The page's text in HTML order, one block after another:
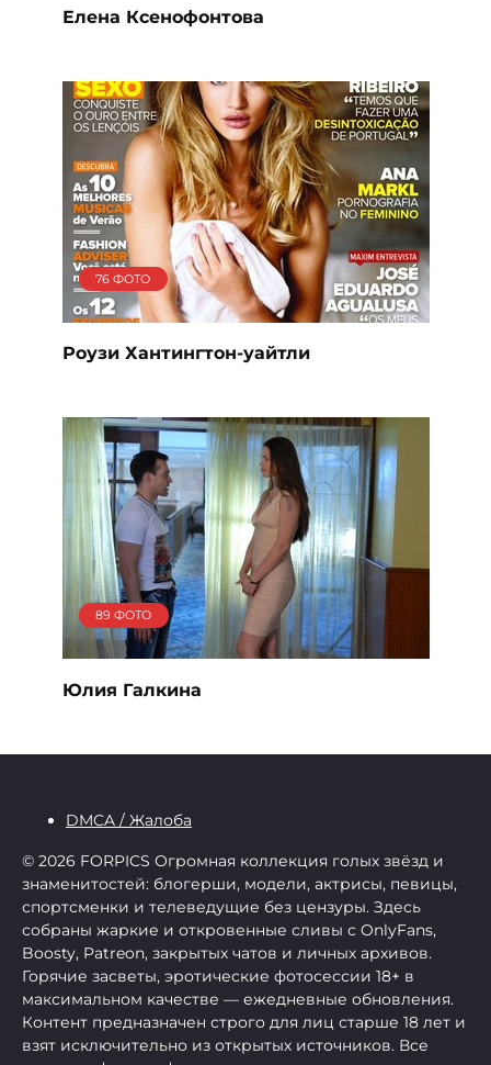
Елена Ксенофонтова
76 ФОТО
Роузи Хантингтон-уайтли
89 ФОТО
Юлия Галкина
DMCA / Жалоба
© 2026 FORPICS Огромная коллекция голых звёзд и
знаменитостей: блогерши, модели, актрисы, певицы,
спортсменки и телеведущие без цензуры. Здесь
собраны жаркие и откровенные сливы с OnlyFans,
Boosty, Patreon, закрытых чатов и личных архивов.
Горячие засветы, эротические фотосессии 18+ в
максимальном качестве — ежедневные обновления.
Контент предназначен строго для лиц старше 18 лет и
взят исключительно из открытых источников. Все